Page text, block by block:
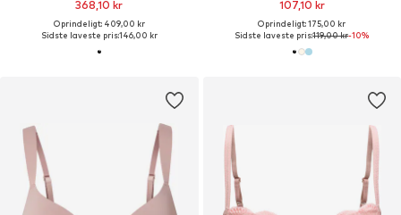
368,10 kr
Oprindeligt: 409,00 kr
Sidste laveste pris:146,00 kr
107,10 kr
Oprindeligt: 175,00 kr
Sidste laveste pris:119,00 kr-10%